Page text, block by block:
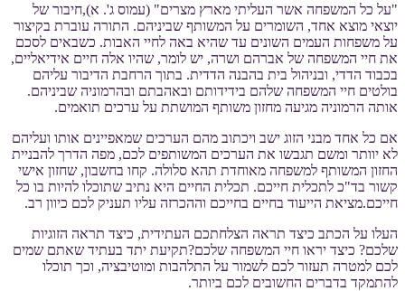
"על כל המשפחה אשר העליתי מארץ מצרים" (עמוס ג'. א),חיבור של
יוצאי מוצא אחד, השומרים על המשותף שביניהם. התורה עוברת בקיצור
על משפחות העמים השונים עד שהיא באה לחיי האבות. כשבאים לסכם
את חיי המשפחה של אברהם ושרה, יש לומר, שהיו אלה חיים אידיאליים,
בכבוד הדדי, ובניהול בית בהבנה הדדית. בתוך הרחבת הדיבור עליהם
בולטים חיי המשפחה שלהם בידידותם ובאהבתם ובהרמוניה שביניהם.
אותה הרמוניה מגיעה מחזון משותף המושתת על ערכים תואמים.
אם כל אחד מבני הזוג ישב ויכתוב מהם הערכים שמאפיינים אותו ועליהם
לא יוותר ומשם תגבשו את הערכים המשותפים לכם, מפה הדרך להבניית
החזון המשותף למשפחה מאוחדת תהא סלולה. קחו בחשבון, שחזון אישי
קשור בד"כ לתכלית חייכם. תכלית החיים היא נתיב שתוכלו להיות בו כל
חייכם.מציאת הייעוד בחיים בחייכם וההכרזה עליו תעניק לכם כיוון רב.
העלו על הכתב כיצד תראה הצלחתכם העתידית, כיצד תראה הזוגיות
שלכם? כיצד יראו חיי המשפחה שלכם?תקיעת יתד בעתיד שאתם שמים
לכם למטרה תעזור לכם לשמור על התלהבות ומוטיבציה, וכך תוכלו
להתמקד בדברים החשובים לכם ביותר.